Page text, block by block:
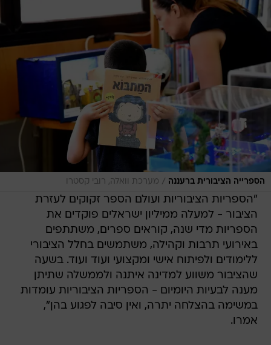
הספרייה הציבורית ברעננה / מערכת וואלה, רובי קסטרו
"הספריות הציבוריות ועולם הספר זקוקים לעזרת
הציבור - למעלה ממיליון ישראלים פוקדים את
הספריות מדי שנה, קוראים ספרים, משתתפים
באירועי תרבות וקהילה, משתמשים בחלל הציבורי
ללימודים ולפיתוח אישי ומקצועי ועוד ועוד. בשעה
שהציבור משווע למדינה איתנה ולממשלה שתיתן
מענה לבעיות היומיום - הספריות הציבוריות עומדות
במשימה בהצלחה יתרה, ואין סיבה לפגוע בהן",
אמרו.